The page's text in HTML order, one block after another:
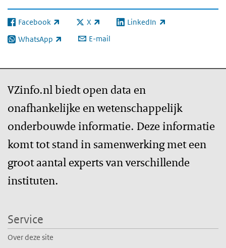
Facebook
(externe link) X
(externe link) LinkedIn
(externe link)
WhatsApp
(externe link) E-mail
VZinfo.nl biedt open data en
onafhankelijke en wetenschappelijk
onderbouwde informatie. Deze informatie
komt tot stand in samenwerking met een
groot aantal experts van verschillende
instituten.
Service
Over deze site